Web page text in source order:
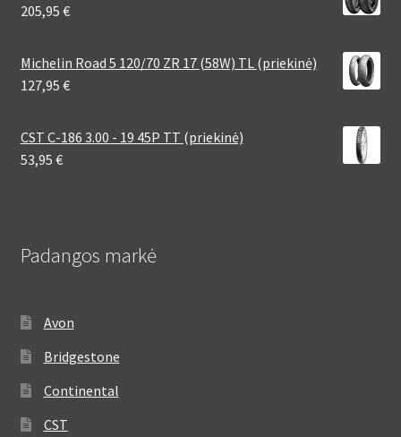
205,95 €
Michelin Road 5 120/70 ZR 17 (58W) TL (priekinė)
127,95 €
CST C-186 3.00 - 19 45P TT (priekinė)
53,95 €
Padangos markė
Avon
Bridgestone
Continental
CST